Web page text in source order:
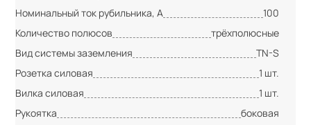
Номинальный ток рубильника, А
100
Количество полюсов
трёхполюсные
Вид системы заземления
TN-S
Розетка силовая
1 шт.
Вилка силовая
1 шт.
Рукоятка
боковая